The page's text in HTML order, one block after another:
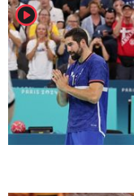
player2